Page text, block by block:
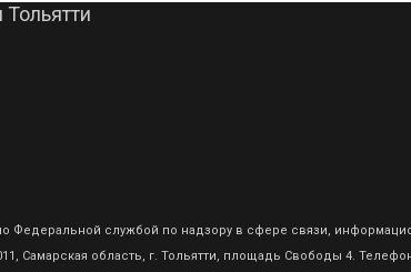
Тольятти
Федеральной службой по надзору в сфере связи,
Самарская область, г. Тольятти, площадь Свободы 4.